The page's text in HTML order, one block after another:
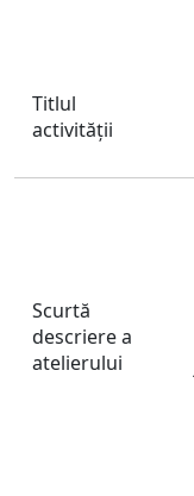
Titlul
activităţii
Scurtă
descriere a
atelierului